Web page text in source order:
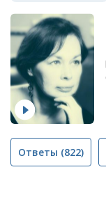
Ответы (822)